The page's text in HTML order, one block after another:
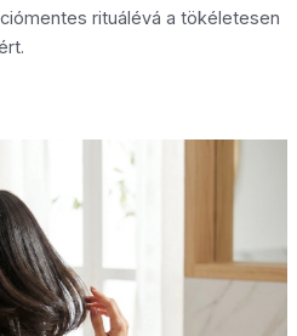
rituálévá a tökéletesen